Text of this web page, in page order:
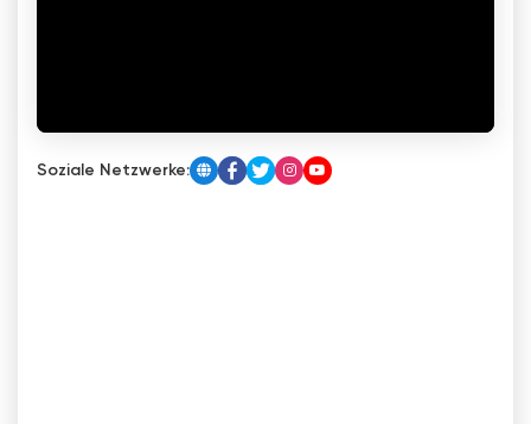
Soziale Netzwerke: